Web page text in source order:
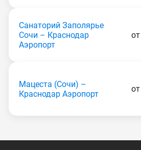
Санаторий Заполярье
Coчи – Краснодар
Аэропорт
Мацеста (Coчи) –
Краснодар Аэропорт